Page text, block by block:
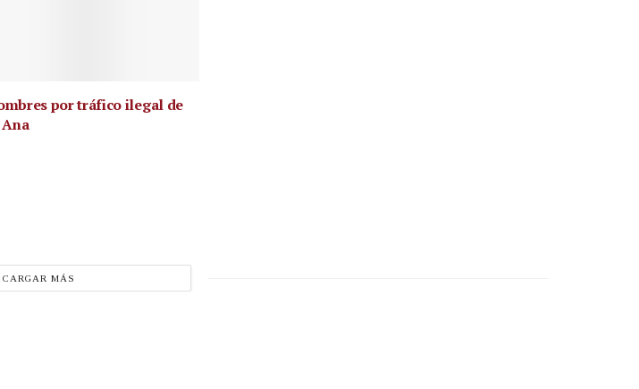
por tráfico ilegal de
CARGAR MÁS